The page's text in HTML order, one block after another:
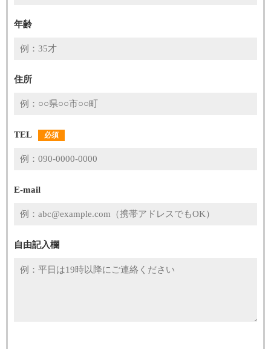
年齢
住所
TEL 必須
E-mail
自由記入欄